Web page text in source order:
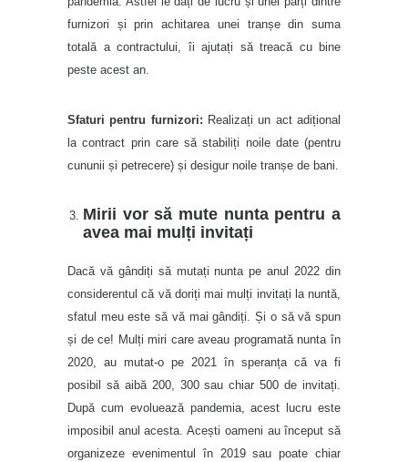
furnizori și prin achitarea unei tranșe din suma
totală a contractului, îi ajutați să treacă cu bine
peste acest an.
Sfaturi pentru furnizori: Realizați un act adițional
la contract prin care să stabiliți noile date (pentru
cununii și petrecere) și desigur noile tranșe de bani.
Mirii vor să mute nunta pentru a
avea mai mulți invitați
Dacă vă gândiți să mutați nunta pe anul 2022 din
considerentul că vă doriți mai mulți invitați la nuntă,
sfatul meu este să vă mai gândiți. Și o să vă spun
și de ce! Mulți miri care aveau programată nunta în
2020, au mutat-o pe 2021 în speranța că va fi
posibil să aibă 200, 300 sau chiar 500 de invitați.
După cum evoluează pandemia, acest lucru este
imposibil anul acesta. Acești oameni au început să
organizeze evenimentul în 2019 sau poate chiar